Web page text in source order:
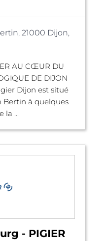
21000 Dijon,
AU CŒUR DU
DE DIJON
Dijon est situé
Bertin à quelques
la ...
- PIGIER